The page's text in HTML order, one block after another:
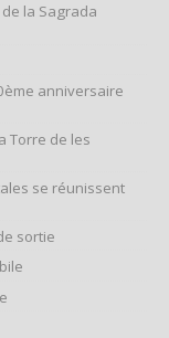
la Sagrada
anniversaire
Torre de les
se réunissent
sortie